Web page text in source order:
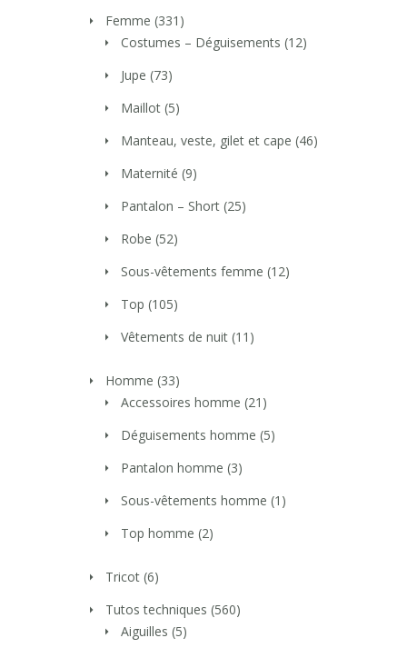
Femme (331)
Costumes – Déguisements (12)
Jupe (73)
Maillot (5)
Manteau, veste, gilet et cape (46)
Maternité (9)
Pantalon – Short (25)
Robe (52)
Sous-vêtements femme (12)
Top (105)
Vêtements de nuit (11)
Homme (33)
Accessoires homme (21)
Déguisements homme (5)
Pantalon homme (3)
Sous-vêtements homme (1)
Top homme (2)
Tricot (6)
Tutos techniques (560)
Aiguilles (5)